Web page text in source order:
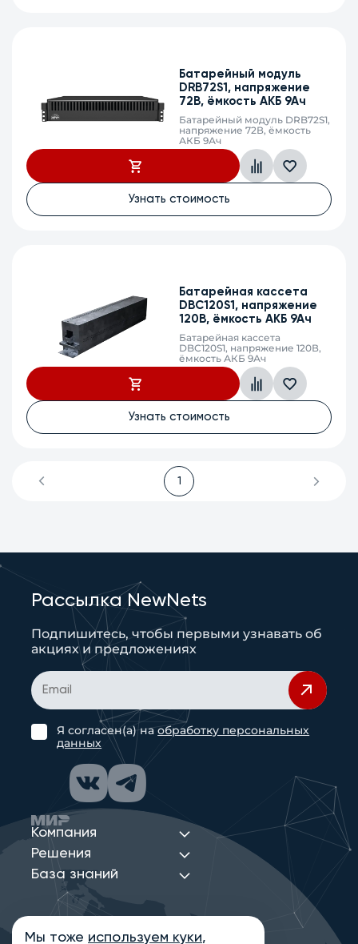
Батарейный модуль
DRB72S1, напряжение
72В, ёмкость АКБ 9Ач
Батарейный модуль DRB72S1,
напряжение 72В, ёмкость
АКБ 9Ач
Узнать стоимость
Батарейная кассета
DBС120S1, напряжение
120В, ёмкость АКБ 9Ач
Батарейная кассета
DBС120S1, напряжение 120В,
ёмкость АКБ 9Ач
Узнать стоимость
1
Компания
Решения
База знаний
Рассылка NewNets
Подпишитесь, чтобы первыми узнавать об
акциях и предложениях
Я согласен(а) наобработку персональных
данных
Мы тоже используем куки,